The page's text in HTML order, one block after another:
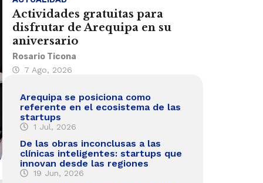
Actividades gratuitas para
disfrutar de Arequipa en su
aniversario
Rosario Ticona
7 Ago, 2026
Arequipa se posiciona como
referente en el ecosistema de las
startups
1 Jul, 2026
De las obras inconclusas a las
clínicas inteligentes: startups que
innovan desde las regiones
19 Jun, 2026